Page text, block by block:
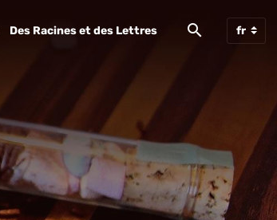
Des Racines et des Lettres